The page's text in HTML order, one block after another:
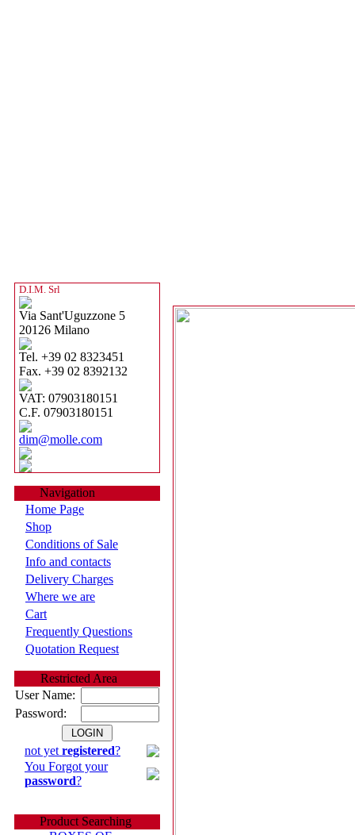
D.I.M. Srl
Via Sant'Uguzzone 5
20126 Milano
Tel. +39 02 8323451
Fax. +39 02 8392132
VAT: 07903180151
C.F. 07903180151
dim@molle.com
Navigation
Home Page
Shop
Conditions of Sale
Info and contacts
Delivery Charges
Where we are
Cart
Frequently Questions
Quotation Request
Restricted Area
User Name:
Password:
not yet registered?
You Forgot your
password?
Product Searching